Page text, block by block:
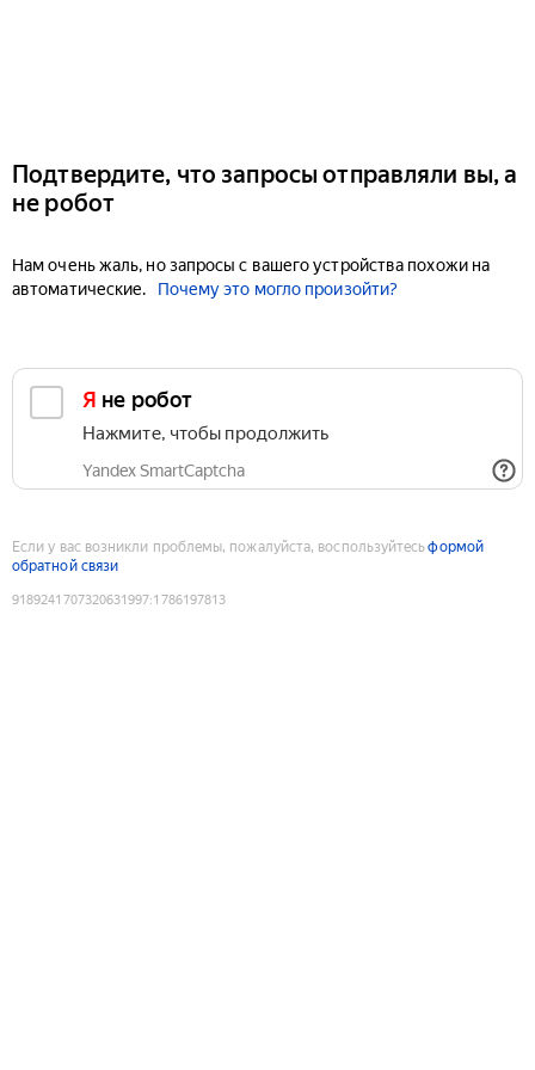
Подтвердите, что запросы отправляли вы, а
не робот
Нам очень жаль, но запросы с вашего устройства похожи на
автоматические.
Почему это могло произойти?
Я не робот
Нажмите, чтобы продолжить
Yandex SmartCaptcha
Если у вас возникли проблемы, пожалуйста, воспользуйтесьформой
обратной связи
9189241707320631997:1786197813